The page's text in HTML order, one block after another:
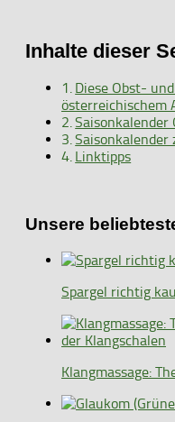
Inhalte dieser
Diese Obst-
österreichischem
Saisonkalender
Saisonkalender
Linktipps
Unsere
Spargel richtig
Klangmassage: